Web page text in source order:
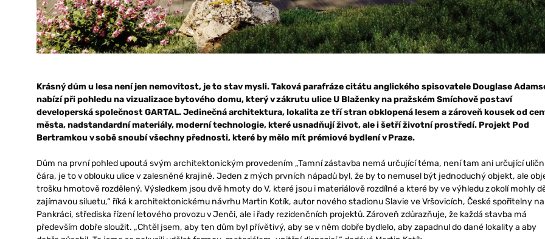
Krásný dům u lesa není jen nemovitost, je to stav mysli. Taková parafráze citátu anglického spisovatele Douglase
nabízí při pohledu na vizualizace bytového domu, který v zákrutu ulice U Blaženky na pražském Smíchově postaví
developerská společnost GARTAL. Jedinečná architektura, lokalita ze tří stran obklopená lesem a zároveň kousek od
města, nadstandardní materiály, moderní technologie, které usnadňují život, ale i šetří životní prostředí. Projekt Pod
Bertramkou v sobě snoubí všechny přednosti, které by mělo mít prémiové bydlení v Praze.
Dům na první pohled upoutá svým architektonickým provedením „Tamní zástavba nemá určující téma, není tam ani určující
čára, je to v oblouku ulice v zalesněné krajině. Jeden z mých prvních nápadů byl, že by to nemusel být jednoduchý objekt, ale
trošku hmotově rozdělený. Výsledkem jsou dvě hmoty do V, které jsou i materiálově rozdílné a které by ve výhledu z okolí mohly
zajímavou siluetu,“ říká k architektonickému návrhu Martin Kotík, autor nového stadionu Slavie ve Vršovicích, České spořitelny na
Pankráci, střediska řízení letového provozu v Jenči, ale i řady rezidenčních projektů. Zároveň zdůrazňuje, že každá stavba má
především dobře sloužit. „Chtěl jsem, aby ten dům byl přívětivý, aby se v něm dobře bydlelo, aby zapadnul do dané lokality a aby